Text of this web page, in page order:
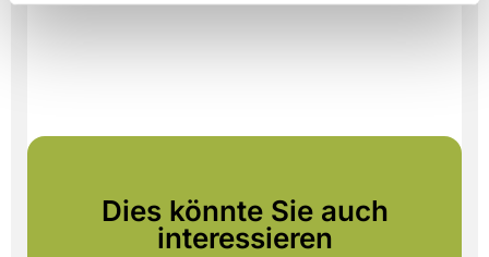
Dies könnte Sie auch
interessieren